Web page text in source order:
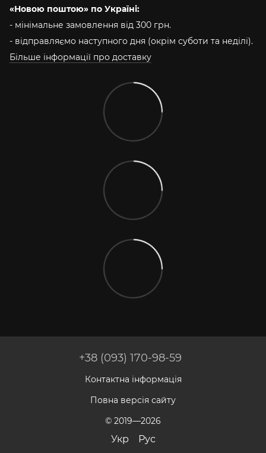
«Новою поштою» по Україні:
- мінімальне замовлення від 300 грн.
- відправляємо наступного дня (окрім суботи та неділі).
Більше інформації про доставку
+38 (093) 170-98-59
Контактна інформація
Повна версія сайту
© 2019—2026
Укр Рус